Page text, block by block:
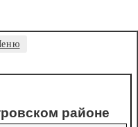
районе